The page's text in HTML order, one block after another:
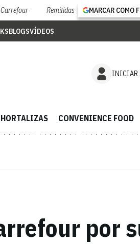
Carrefour Remitidas MARCAR COMO
BLOGSVÍDEOS
INICIAR
CONVENIENCE FOOD
por